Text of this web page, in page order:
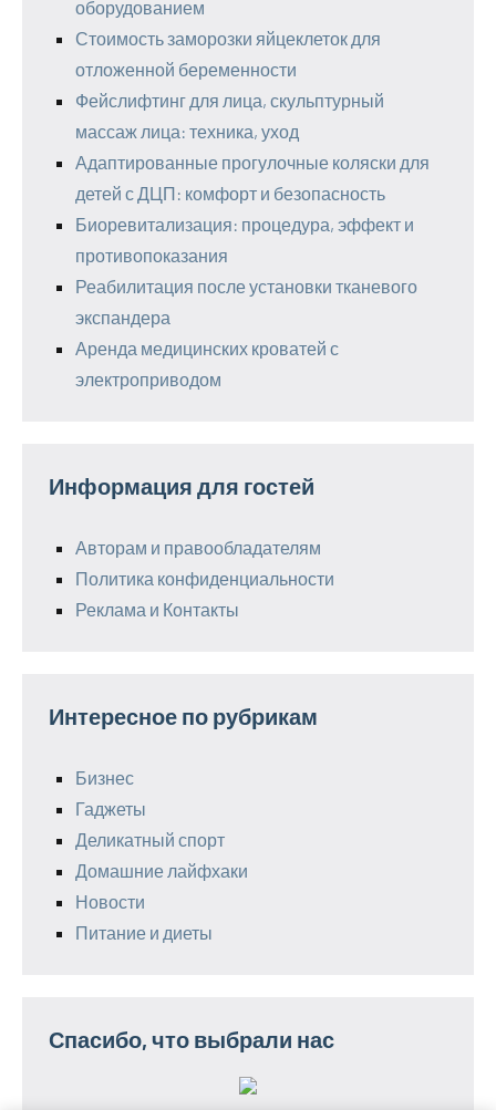
оборудованием
Стоимость заморозки яйцеклеток для
отложенной беременности
Фейслифтинг для лица, скульптурный
массаж лица: техника, уход
Адаптированные прогулочные коляски для
детей с ДЦП: комфорт и безопасность
Биоревитализация: процедура, эффект и
противопоказания
Реабилитация после установки тканевого
экспандера
Аренда медицинских кроватей с
электроприводом
Информация для гостей
Авторам и правообладателям
Политика конфиденциальности
Реклама и Контакты
Интересное по рубрикам
Бизнес
Гаджеты
Деликатный спорт
Домашние лайфхаки
Новости
Питание и диеты
Спасибо, что выбрали нас